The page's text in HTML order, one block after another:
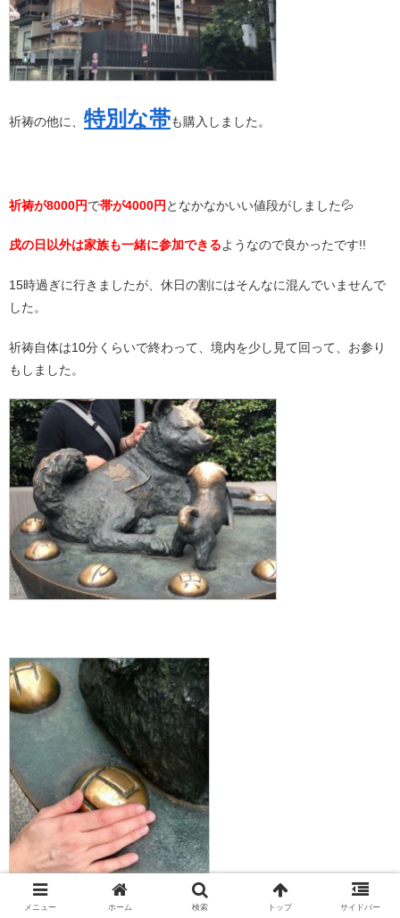
祈祷の他に、 特別な帯も購入しました。
祈祷が8000円で帯が4000円 となかなかいい値段がしました💦
戌の日以外は家族も一緒に参加できるようなので良かったです!!
15時過ぎに行きましたが、休日の割にはそんなに混んでいませんで
した。
祈祷自体は10分くらいで終わって、境内を少し見て回って、お参り
もしました。
メニュー ホーム 検索 トップ サイドバー